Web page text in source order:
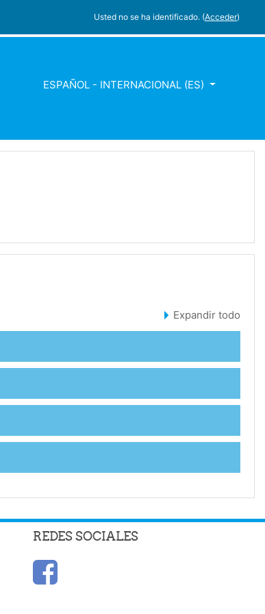
Usted no se ha identificado. (Acceder)
ESPAÑOL - INTERNACIONAL ‎(ES)‎
Expandir todo
REDES SOCIALES